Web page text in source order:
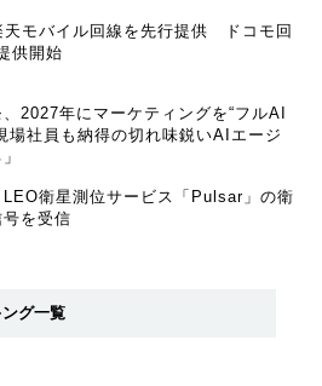
天モバイル回線を先行提供 ドコモ回
供開始
2027年にマーケティングを“フルAI
社員も納得の切れ味鋭いAIエージ
衛星測位サービス「Pulsar」の衛
を受信
グ一覧